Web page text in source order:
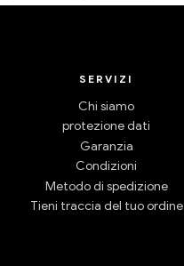
SERVIZI
Chi siamo
protezione dati
Garanzia
Condizioni
Metodo di spedizione
Tieni traccia del tuo ordine